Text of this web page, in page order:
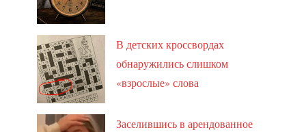
В детских кроссвордах
обнаружились слишком
«взрослые» слова
Заселившись в арендованное